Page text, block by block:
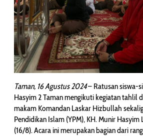
Taman, 16 Agustus 2024– Ratusan siswa-
Hasyim 2 Taman mengikuti kegiatan tahlil
makam Komandan Laskar Hizbullah
Pendidikan Islam (YPM), KH. Munir
(16/8). Acara ini merupakan bagian dari